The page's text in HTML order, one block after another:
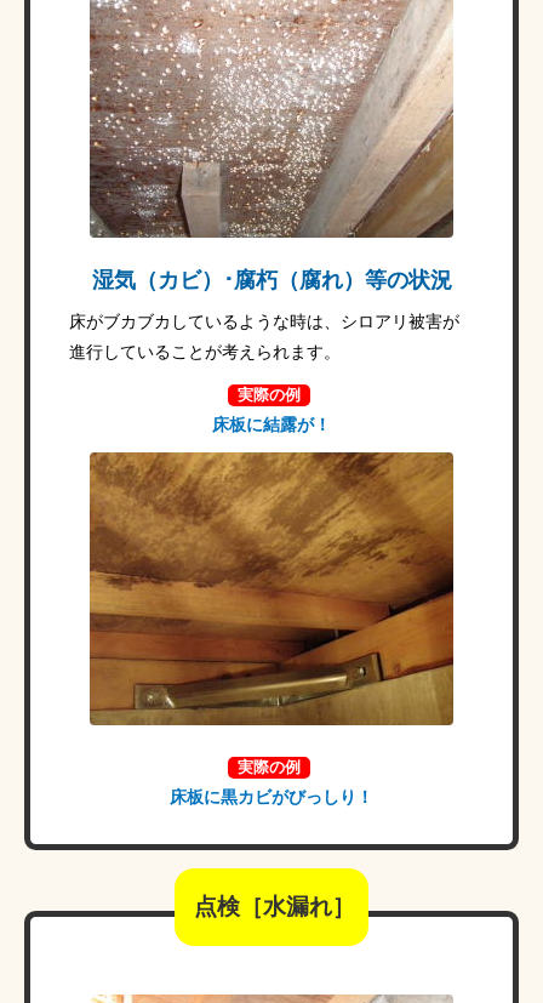
湿気（カビ）･腐朽（腐れ）等の状況
床がブカブカしているような時は、シロアリ被害が
進行していることが考えられます。
実際の例
床板に結露が！
実際の例
床板に黒カビがびっしり！
点検［水漏れ］